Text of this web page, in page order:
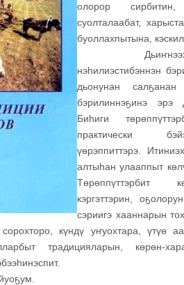
олорор
суолталаабат,
буоллахпытына,
Дьиҥ
нэһилиэстибэннэн
дьонунан салҕанан
бэрилиннэҕинэ эрэ
Биһиги
практически
үөрэппиттэрэ.
алтыһан улааппыт
Төрөппүттэрбит
кэргэттэрин, оҕ
сэриигэ хааннарын
күндү уҥуохтара, үтүө
традицияларын, көрөн-
ҕум.